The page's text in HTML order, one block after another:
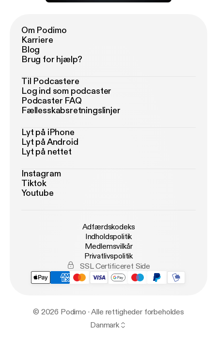
Om Podimo
Karriere
Blog
Brug for hjælp?
Til Podcastere
Log ind som podcaster
Podcaster FAQ
Fællesskabsretningslinjer
Lyt på iPhone
Lyt på Android
Lyt på nettet
Instagram
Tiktok
Youtube
Adfærdskodeks
Indholdspolitik
Medlemsvilkår
Privatlivspolitik
SSL Certificeret Side
© 2026 Podimo · Alle rettigheder forbeholdes
Danmark